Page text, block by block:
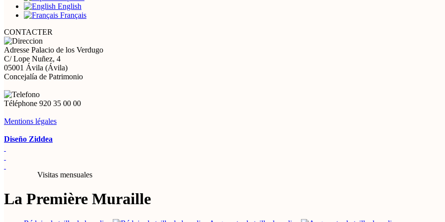
English
Français
CONTACTER
Adresse Palacio de los Verdugo
C/ Lope Nuñez, 4
05001 Ávila (Ávila)
Concejalía de Patrimonio
Téléphone 920 35 00 00
Mentions légales
Diseño Ziddea
Visitas mensuales
La Première Muraille